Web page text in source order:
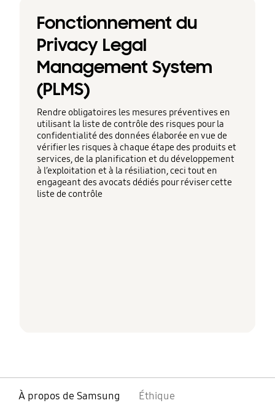
Fonctionnement du
Privacy Legal
Management System
(PLMS)
Rendre obligatoires les mesures préventives en
utilisant la liste de contrôle des risques pour la
confidentialité des données élaborée en vue de
vérifier les risques à chaque étape des produits et
services, de la planification et du développement
à l’exploitation et à la résiliation, ceci tout en
engageant des avocats dédiés pour réviser cette
liste de contrôle
À propos de Samsung Éthique